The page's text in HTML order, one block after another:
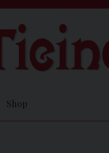
Shop